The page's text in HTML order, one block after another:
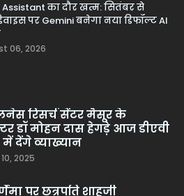
का दौर खत्म: सितंबर से
पर Gemini बनेगा नया डिफॉल्ट AI
06, 2026
रिसर्च सेंटर मैसूर के
डॉ मोहन दास हेगड़े आज डीएवी
देंगे व्याख्यान
2025
पर छत्रपति शाहूजी